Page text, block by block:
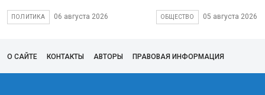
ПОЛИТИКА 06 августа 2026 ОБЩЕСТВО 05 августа 2026
О САЙТЕ КОНТАКТЫ АВТОРЫ ПРАВОВАЯ ИНФОРМАЦИЯ